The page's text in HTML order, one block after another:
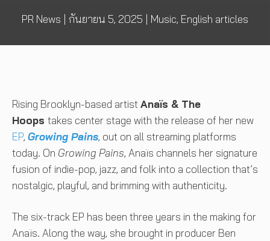
PR News | กันยายน 5, 2025 | Music, English articles
Rising Brooklyn-based artistAnaïs & The
Hoops takes center stage with the release of her new
EP, Growing Pains, out on all streaming platforms
today. On Growing Pains, Anaïs channels her signature
fusion of indie-pop, jazz, and folk into a collection that’s
nostalgic, playful, and brimming with authenticity.
The six-track EP has been three years in the making for
Anaïs. Along the way, she brought in producer Ben